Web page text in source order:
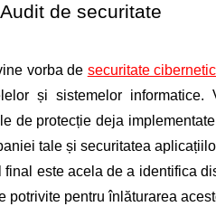
Audit de securitate
vorba de securitate
și sistemelor
de protecție deja
tale și securitatea
final este acela de a identifica
potrivite pentru înlăturarea